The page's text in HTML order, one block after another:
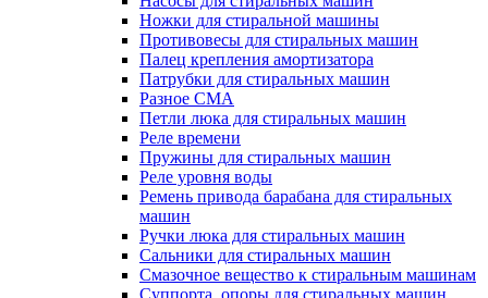
Ножки для стиральной машины
Противовесы для стиральных машин
Палец крепления амортизатора
Патрубки для стиральных машин
Разное СМА
Петли люка для стиральных машин
Реле времени
Пружины для стиральных машин
Реле уровня воды
Ремень привода барабана для стиральных
машин
Ручки люка для стиральных машин
Сальники для стиральных машин
Смазочное вещество к стиральным машинам
Суппорта, опоры для стиральных машин